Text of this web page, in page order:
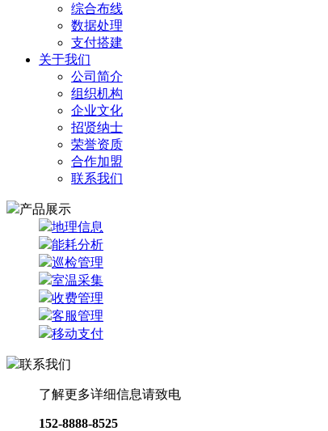
综合布线
数据处理
支付搭建
关于我们
公司简介
组织机构
企业文化
招贤纳士
荣誉资质
合作加盟
联系我们
产品展示
地理信息
能耗分析
巡检管理
室温采集
收费管理
客服管理
移动支付
联系我们
了解更多详细信息请致电
152-8888-8525